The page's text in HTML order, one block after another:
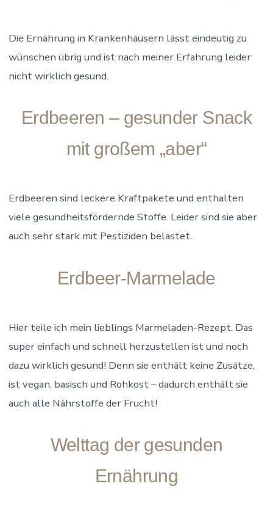
Die Ernährung in Krankenhäusern lässt eindeutig zu
wünschen übrig und ist nach meiner Erfahrung leider
nicht wirklich gesund.
Erdbeeren – gesunder Snack
mit großem „aber“
Erdbeeren sind leckere Kraftpakete und enthalten
viele gesundheitsfördernde Stoffe. Leider sind sie aber
auch sehr stark mit Pestiziden belastet.
Erdbeer-Marmelade
Hier teile ich mein lieblings Marmeladen-Rezept. Das
super einfach und schnell herzustellen ist und noch
dazu wirklich gesund! Denn sie enthält keine Zusätze,
ist vegan, basisch und Rohkost – dadurch enthält sie
auch alle Nährstoffe der Frucht!
Welttag der gesunden
Ernährung